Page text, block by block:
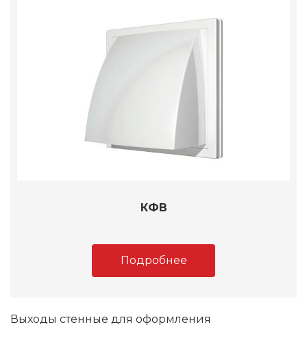
КФВ
Подробнее
Выходы стенные для оформления